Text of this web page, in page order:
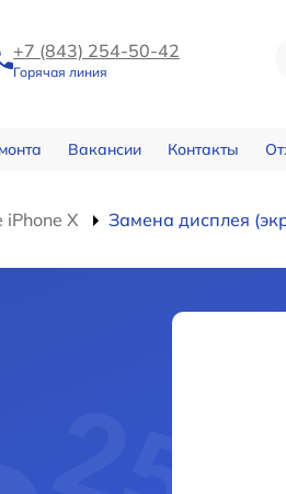
+7 (843) 254-50-42
Горячая линия
Вакансии Контакты
iPhone X Замена дисплея